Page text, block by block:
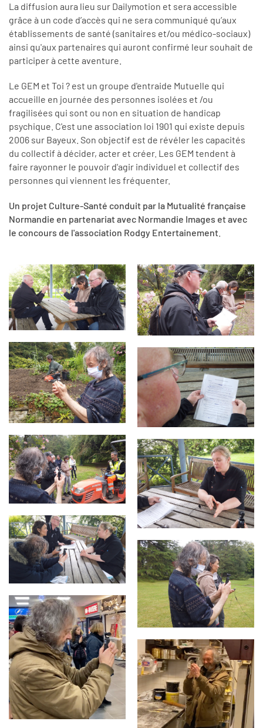
La diffusion aura lieu sur Dailymotion et sera accessible
grâce à un code d’accès qui ne sera communiqué qu’aux
établissements de santé (sanitaires et/ou médico-sociaux)
ainsi qu'aux partenaires qui auront confirmé leur souhait de
participer à cette aventure.
Le GEM et Toi ? est un groupe d'entraide Mutuelle qui
accueille en journée des personnes isolées et /ou
fragilisées qui sont ou non en situation de handicap
psychique. C'est une association loi 1901 qui existe depuis
2006 sur Bayeux. Son objectif est de révéler les capacités
du collectif à décider, acter et créer. Les GEM tendent à
faire rayonner le pouvoir d'agir individuel et collectif des
personnes qui viennent les fréquenter.
Un projet Culture-Santé conduit par la Mutualité française
Normandie en partenariat avec Normandie Images et avec
le concours de l'association Rodgy Entertainement